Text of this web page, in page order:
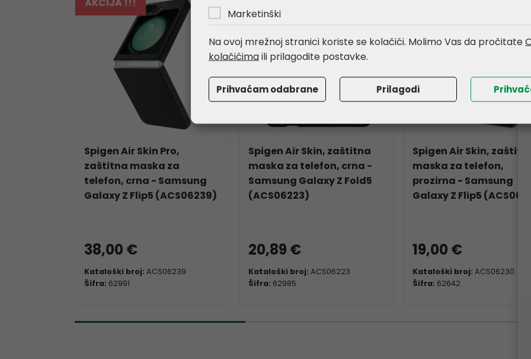
AKCIJA !!!
Spigen Air Skin Pro,
zaštitna maska za
telefon, crna - Samsung
Galaxy Z Flip5 (ACS06239)
38,00 €
Kataloški broj: ACS06239
Šifra: 62991
Spigen Air Skin, zaštitna
maska za telefon, crna -
Samsung Galaxy Z Fold5
(ACS06223)
20,89 €
Kataloški broj: ACS06223
Šifra: 62985
Spigen Air Skin, zaštitna
maska za telefon,
prozirna - Samsung
Galaxy Z Flip5
19,00 €
Kataloški broj: ACS06230
Šifra: 62642
Marketinški
Na ovoj mrežnoj stranici koriste se kolačići. Molimo Vas da pročitate
kolačićimaili prilagodite postavke.
Prihvaćam odabrane Prilagodi